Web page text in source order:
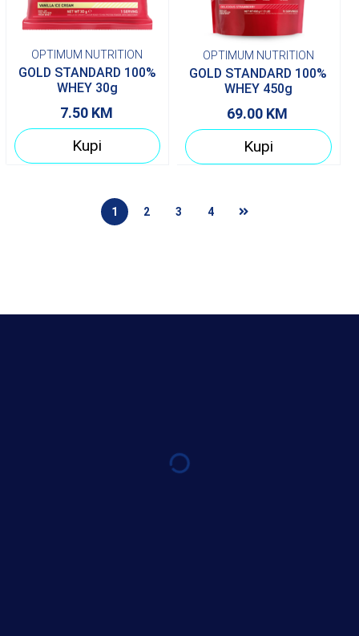
OPTIMUM NUTRITION
GOLD STANDARD 100%
WHEY 30g
7.50 KM
Kupi
OPTIMUM NUTRITION
GOLD STANDARD 100%
WHEY 450g
69.00 KM
Kupi
1 2 3 4